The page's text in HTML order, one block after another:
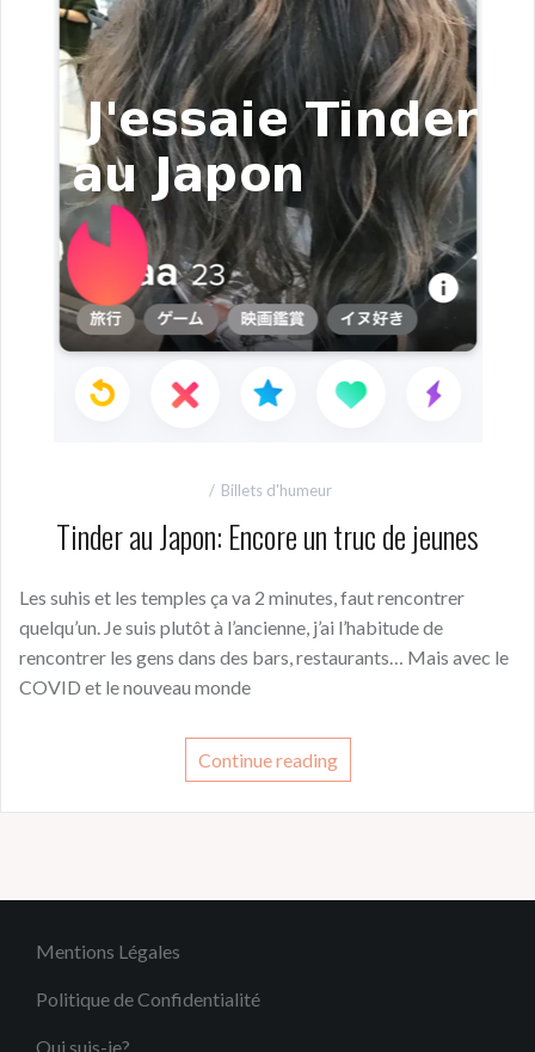
Billets d'humeur
Tinder au Japon: Encore un truc de jeunes
Les suhis et les temples ça va 2 minutes, faut rencontrer
quelqu’un. Je suis plutôt à l’ancienne, j’ai l’habitude de
rencontrer les gens dans des bars, restaurants… Mais avec le
COVID et le nouveau monde
Continue reading
Mentions Légales
Politique de Confidentialité
Qui suis-je?